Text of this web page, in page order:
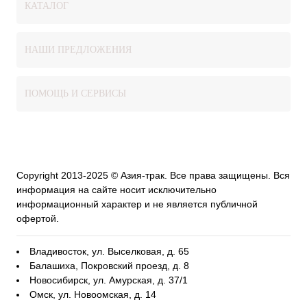
КАТАЛОГ
НАШИ ПРЕДЛОЖЕНИЯ
ПОМОЩЬ И СЕРВИСЫ
Copyright 2013-2025 © Азия-трак. Все права защищены. Вся
информация на сайте носит исключительно
информационный характер и не является публичной
офертой.
Владивосток, ул. Выселковая, д. 65
Балашиха, Покровский проезд, д. 8
Новосибирск, ул. Амурская, д. 37/1
Омск, ул. Новоомская, д. 14